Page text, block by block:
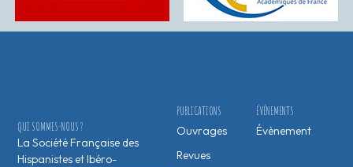
ÉVÉNEMENTS
Évènement
PUBLICATIONS
Ouvrages
Revues
QUI SOMMES-NOUS ?
La Société Française des
Hispanistes et Ibéro-